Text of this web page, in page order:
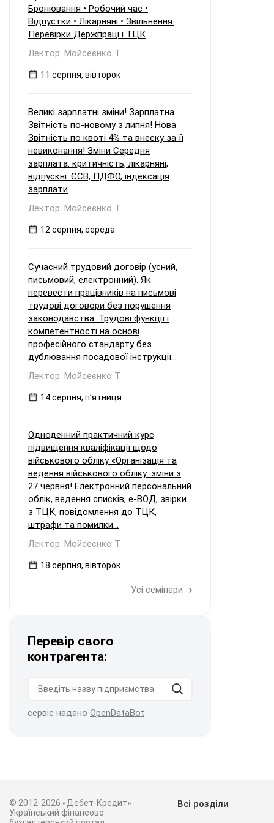
Бронювання • Робочий час •
Відпустки • Лікарняні • Звільнення.
Перевірки Держпраці і ТЦК
Лектор: Мойсеєнко Т.
11 серпня, вівторок
Великі зарплатні зміни! Зарплатна
Звітність по-новому з липня! Нова
Звітність по квоті 4% та внеску за її
невиконання! Зміни Середня
зарплата: критичність, лікарняні,
відпускні. ЄСВ, ПДФО, індексація
зарплати
Лектор: Мойсеєнко Т.
12 серпня, середа
Сучасний трудовий договір (усний,
письмовий, електронний). Як
перевести працівників на письмові
трудові договори без порушення
законодавства. Трудові функції і
компетентності на основі
професійного стандарту без
дублювання посадової інструкції...
Лектор: Мойсеєнко Т.
14 серпня, пʼятниця
Одноденний практичний курс
підвищення кваліфікації щодо
військового обліку «Організація та
ведення військового обліку: зміни з
27 червня! Електронний персональний
облік, ведення списків, е-ВОД, звірки
з ТЦК, повідомлення до ТЦК,
штрафи та помилки...
Лектор: Мойсеєнко Т.
18 серпня, вівторок
Усі семінари
Перевір свого
контрагента:
сервіс надано OpenDataBot
© 2012-2026 «Дебет-Кредит»
Український фінансово-
Всі розділи